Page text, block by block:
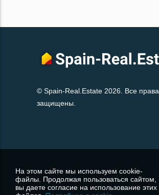
© Spain-Real.Estate 2026. Все права
защищены.
На этом сайте мы используем cookie-
файлы. Продолжая пользоваться сайтом,
вы даете согласие на использование этих